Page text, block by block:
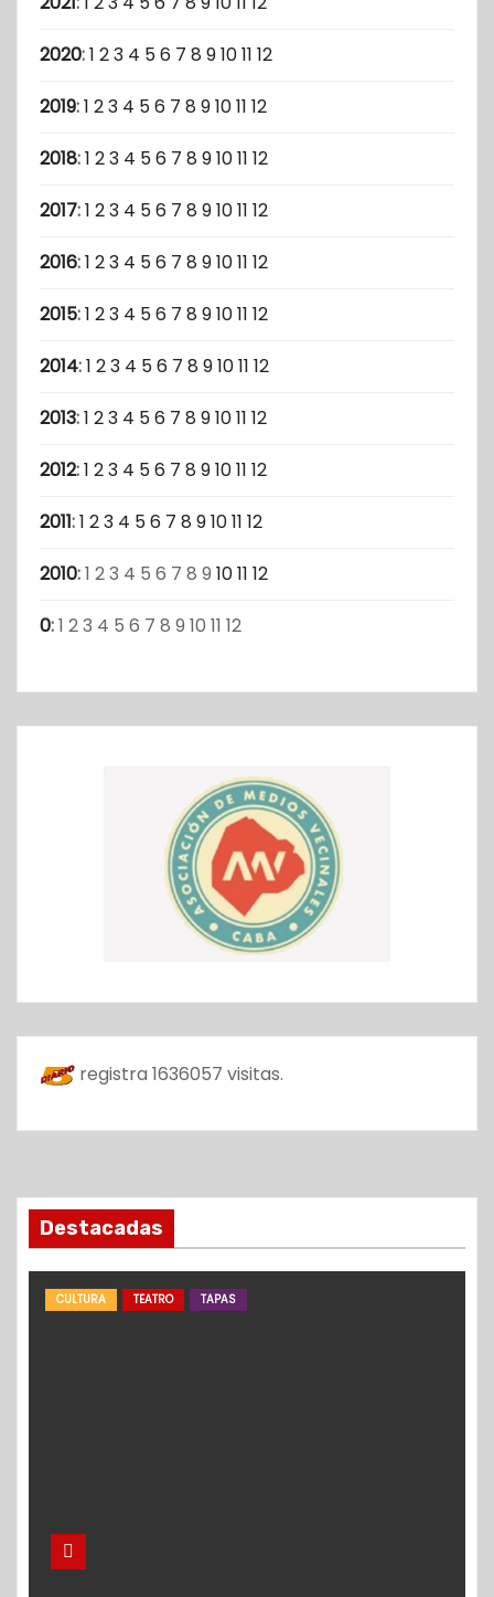
2020:1 23 4 56 7 8 91011 12
2019:1 23 4 56 7 8 91011 12
2018:1 23 4 56 7 8 91011 12
2017:1 23 4 56 7 8 91011 12
2016:1 23 4 56 7 8 91011 12
2015:1 23 4 56 7 8 91011 12
2014:1 23 4 56 7 8 91011 12
2013:1 23 4 56 7 8 91011 12
2012:1 23 4 56 7 8 91011 12
2011:1 23 4 56 7 8 91011 12
2010:1 23 4 5 6 7 8 9 1011 12
0:1 23 4 5 6 7 8 9 10 11 12
registra 1636057 visitas.
Destacadas
CULTURA TEATRO TAPAS